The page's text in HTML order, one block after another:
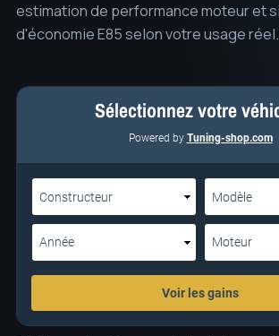
estimation de performance moteur et
d'économie E85 selon votre usage réel.